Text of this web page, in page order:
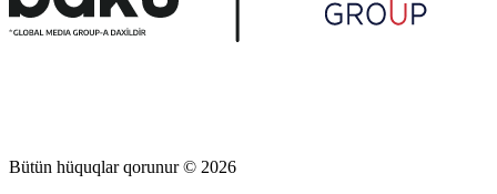
Bütün hüquqlar qorunur © 2026